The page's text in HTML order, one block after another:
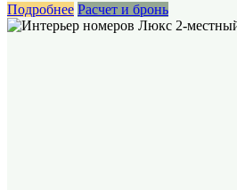
Подробнее Расчет и бронь